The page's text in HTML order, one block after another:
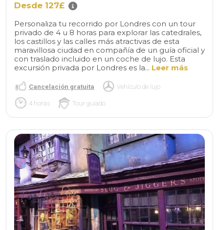
Desde 127£
Personaliza tu recorrido por Londres con un tour
privado de 4 u 8 horas para explorar las catedrales,
los castillos y las calles más atractivas de esta
maravillosa ciudad en compañía de un guía oficial y
con traslado incluido en un coche de lujo. Esta
excursión privada por Londres es la... Leer más
Cancelación gratuita Vehículo de lujo
4 horas Tour guiado